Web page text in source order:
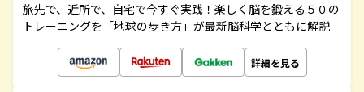
旅先で、近所で、自宅で今すぐ実践！楽しく脳を鍛える５０の
トレーニングを「地球の歩き方」が最新脳科学とともに解説
詳細を見る